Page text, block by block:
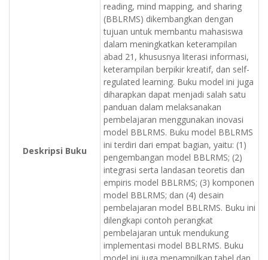
Deskripsi Buku
reading, mind mapping, and sharing
(BBLRMS) dikembangkan dengan
tujuan untuk membantu mahasiswa
dalam meningkatkan keterampilan
abad 21, khususnya literasi informasi,
keterampilan berpikir kreatif, dan self-
regulated learning. Buku model ini juga
diharapkan dapat menjadi salah satu
panduan dalam melaksanakan
pembelajaran menggunakan inovasi
model BBLRMS. Buku model BBLRMS
ini terdiri dari empat bagian, yaitu: (1)
pengembangan model BBLRMS; (2)
integrasi serta landasan teoretis dan
empiris model BBLRMS; (3) komponen
model BBLRMS; dan (4) desain
pembelajaran model BBLRMS. Buku ini
dilengkapi contoh perangkat
pembelajaran untuk mendukung
implementasi model BBLRMS. Buku